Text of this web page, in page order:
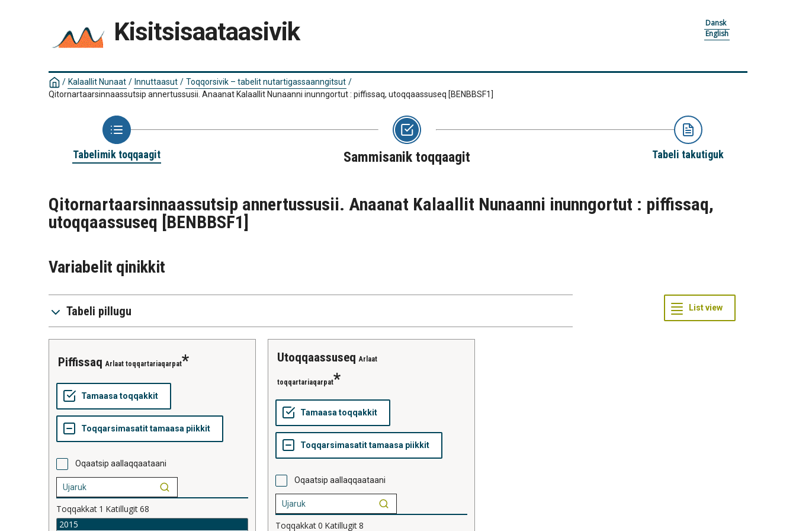
Kisitsisaataasivik
Dansk
English
/ Kalaallit Nunaat / Innuttaasut / Toqqorsivik – tabelit nutartigassaanngitsut /
Qitornartaarsinnaassutsip annertussusii. Anaanat Kalaallit Nunaanni inunngortut : piffissaq, utoqqaassuseq [BENBBSF1]
Tabelimik toqqaagit Sammisanik toqqaagit Tabeli takutiguk
Qitornartaarsinnaassutsip annertussusii. Anaanat Kalaallit Nunaanni inunngortut : piffissaq,
utoqqaassuseq [BENBBSF1]
Variabelit qinikkit
Tabeli pillugu
piffissaq Arlaat toqqartariaqarpat
Oqaatsip aallaqqaataani
Toqqakkat 1 Katillugit68
utoqqaassuseq Arlaat
toqqartariaqarpat
Oqaatsip aallaqqaataani
Toqqakkat0 Katillugit8